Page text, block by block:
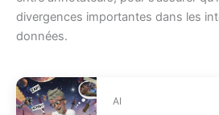
divergences importantes dans les
données.
AI